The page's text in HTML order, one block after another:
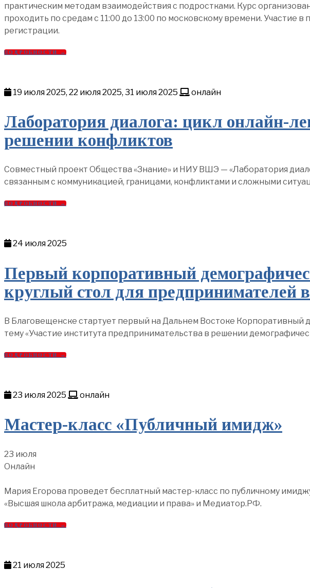
практическим методам взаимодействия с подростками. Курс
проходить по средам с 11:00 до 13:00 по московскому времени. Участие
регистрации.
ПОДРОБНОСТИ →
19 июля 2025, 22 июля 2025, 31 июля 2025 онлайн
Лаборатория диалога: цикл онлайн-
решении конфликтов
Совместный проект Общества «Знание» и НИУ ВШЭ — «Лаборатория
связанным с коммуникацией, границами, конфликтами и сложными
ПОДРОБНОСТИ →
24 июля 2025
Первый корпоративный
круглый стол для предпринимателей
В Благовещенске стартует первый на Дальнем Востоке Корпоративный
тему «Участие института предпринимательства в решении
ПОДРОБНОСТИ →
23 июля 2025 онлайн
Мастер-класс «Публичный имидж»
23 июля
Онлайн
Мария Егорова проведет бесплатный мастер-класс по публичному
«Высшая школа арбитража, медиации и права» и Медиатор.РФ.
ПОДРОБНОСТИ →
21 июля 2025